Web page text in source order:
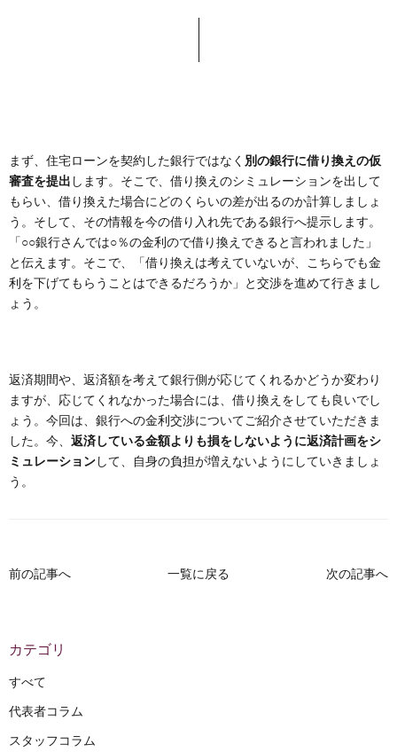
まず、住宅ローンを契約した銀行ではなく 別の銀行に借り換えの仮
審査を提出 します。そこで、借り換えのシミュレーションを出して
もらい、借り換えた場合にどのくらいの差が出るのか計算しましょ
う。そして、その情報を今の借り入れ先である銀行へ提示します。
「○○銀行さんでは○％の金利ので借り換えできると言われました」
と伝えます。そこで、「借り換えは考えていないが、こちらでも金
利を下げてもらうことはできるだろうか」と交渉を進めて行きまし
ょう。
返済期間や、返済額を考えて銀行側が応じてくれるかどうか変わり
ますが、応じてくれなかった場合には、借り換えをしても良いでし
ょう。今回は、銀行への金利交渉についてご紹介させていただきま
した。今、 返済している金額よりも損をしないように返済計画をシ
ミュレーション して、自身の負担が増えないようにしていきましょ
う。
前の記事へ 一覧に戻る 次の記事へ
カテゴリ
すべて
代表者コラム
スタッフコラム